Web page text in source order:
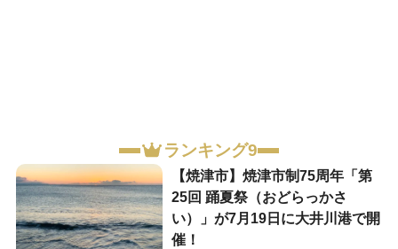
ランキング9
【焼津市】焼津市制75周年「第
25回 踊夏祭（おどらっかさ
い）」が7月19日に大井川港で開
催！